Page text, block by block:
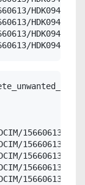
15660613/
15660613/
15660613/
15660613/
15660613/